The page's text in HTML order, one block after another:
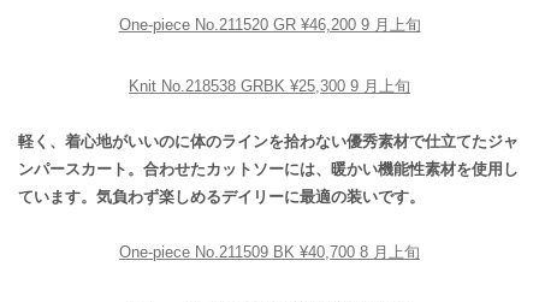
One-piece No.211520 GR ¥46,200 9 月上旬
Knit No.218538 GRBK ¥25,300 9 月上旬
軽く、着心地がいいのに体のラインを拾わない優秀素材で仕立てたジャ
ンパースカート。合わせたカットソーには、暖かい機能性素材を使用し
ています。気負わず楽しめるデイリーに最適の装いです。
One-piece No.211509 BK ¥40,700 8 月上旬